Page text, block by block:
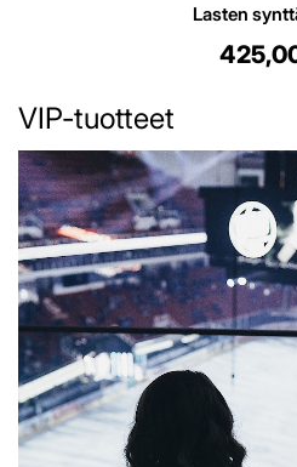
Lasten
VIP-tuotteet